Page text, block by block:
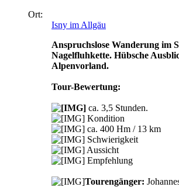
Ort:
Isny im Allgäu
Anspruchslose Wanderung im
Nagelfluhkette. Hübsche
Alpenvorland.
Tour-Bewertung:
ca. 3,5 Stunden.
Kondition
ca. 400 Hm / 13 km
Schwierigkeit
Aussicht
Empfehlung
Tourengänger: